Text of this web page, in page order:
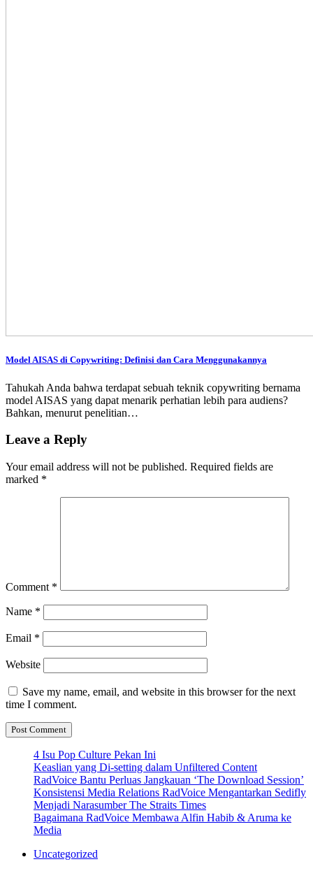
Model AISAS di Copywriting: Definisi dan Cara Menggunakannya
Tahukah Anda bahwa terdapat sebuah teknik copywriting bernama
model AISAS yang dapat menarik perhatian lebih para audiens?
Bahkan, menurut penelitian…
Leave a Reply
Your email address will not be published. Required fields are
marked *
Comment *
Name *
Email *
Website
Save my name, email, and website in this browser for the next
time I comment.
4 Isu Pop Culture Pekan Ini
Keaslian yang Di-setting dalam Unfiltered Content
RadVoice Bantu Perluas Jangkauan ‘The Download Session’
Konsistensi Media Relations RadVoice Mengantarkan Sedifly
Menjadi Narasumber The Straits Times
Bagaimana RadVoice Membawa Alfin Habib & Aruma ke
Media
Uncategorized